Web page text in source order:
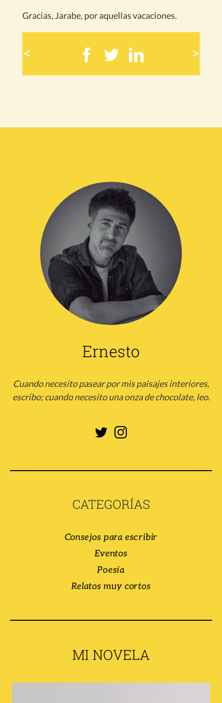
Gracias, Jarabe, por aquellas vacaciones.
< Facebook
TwitterLinkedIn
>
Ernesto
Cuando necesito pasear por mis paisajes interiores,
escribo; cuando necesito una onza de chocolate, leo.
CATEGORÍAS
Consejos para escribir
Eventos
Poesía
Relatos muy cortos
MI NOVELA